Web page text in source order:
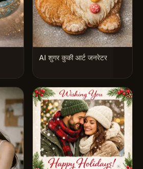
AI शुगर कुकी आर्ट जनरेटर